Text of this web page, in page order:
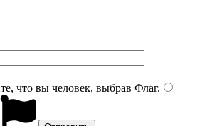
что вы человек, выбрав Флаг.